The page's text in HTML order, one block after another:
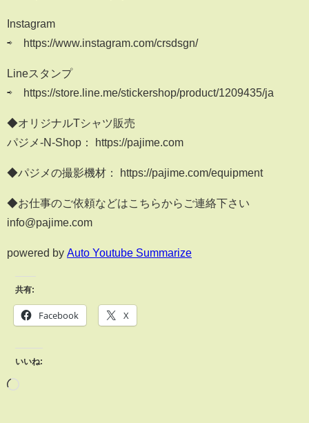
Instagram
⇨ https://www.instagram.com/crsdsgn/
Lineスタンプ
⇨ https://store.line.me/stickershop/product/1209435/ja
◆オリジナルTシャツ販売
パジメ-N-Shop： https://pajime.com
◆パジメの撮影機材： https://pajime.com/equipment
◆お仕事のご依頼などはこちらからご連絡下さい
info@pajime.com
powered by Auto Youtube Summarize
共有:
Facebook X
いいね: